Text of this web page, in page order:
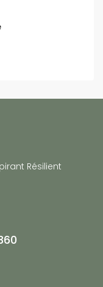
Résilient